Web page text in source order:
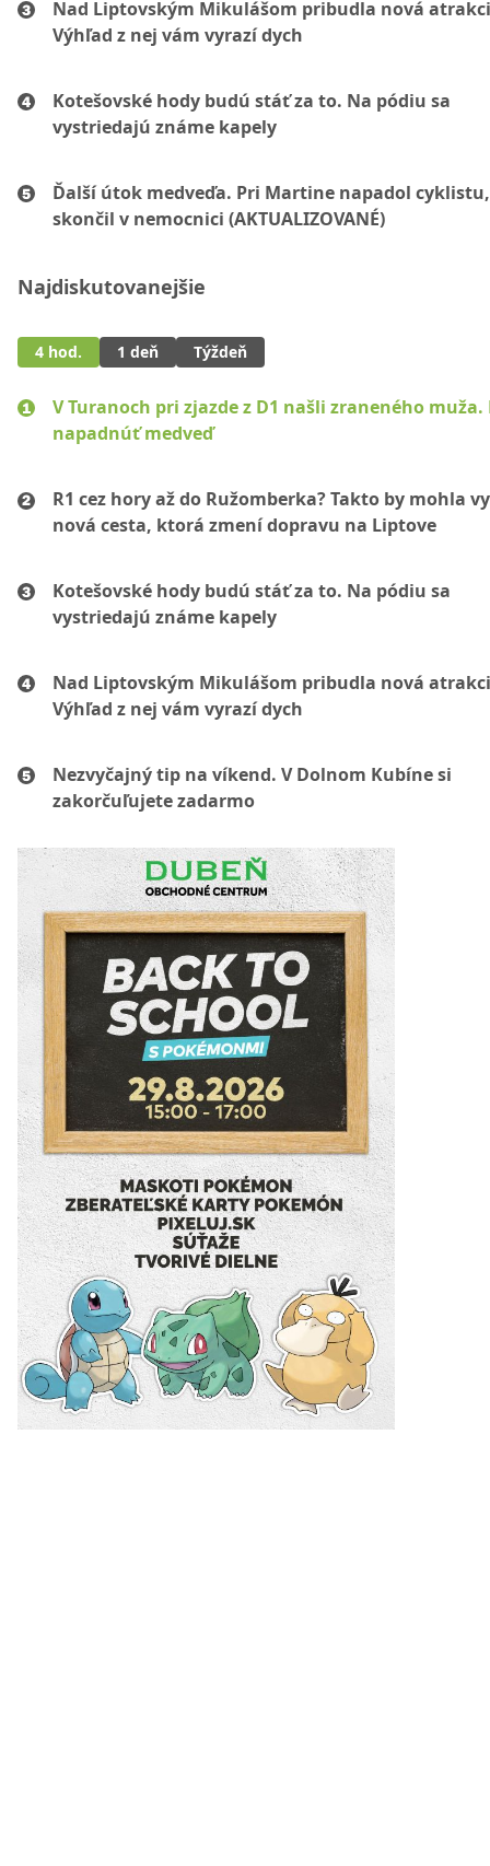
Nad Liptovským Mikulášom pribudla nová
Výhľad z nej vám vyrazí dych
Kotešovské hody budú stáť za to. Na pódiu sa
vystriedajú známe kapely
Ďalší útok medveďa. Pri Martine napadol
skončil v nemocnici (AKTUALIZOVANÉ)
Najdiskutovanejšie
4 hod. 1 deň Týždeň
V Turanoch pri zjazde z D1 našli zraneného muža.
napadnúť medveď
R1 cez hory až do Ružomberka? Takto by mohla
nová cesta, ktorá zmení dopravu na Liptove
Kotešovské hody budú stáť za to. Na pódiu sa
vystriedajú známe kapely
Nad Liptovským Mikulášom pribudla nová
Výhľad z nej vám vyrazí dych
Nezvyčajný tip na víkend. V Dolnom Kubíne si
zakorčuľujete zadarmo